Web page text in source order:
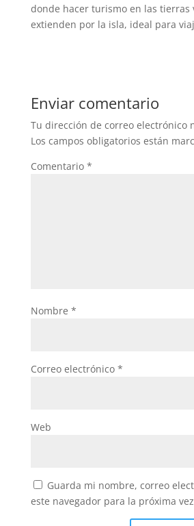
donde hacer turismo en las tierras
extienden por la isla, ideal para
Enviar comentario
Tu dirección de correo electrónico
Los campos obligatorios están
Comentario *
Nombre *
Correo electrónico *
Web
Guarda mi nombre, correo
este navegador para la próxima